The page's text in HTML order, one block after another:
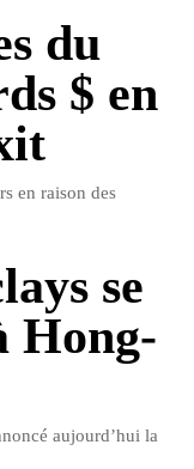
du
$ en
en raison des
se
Hong-
aujourd’hui la